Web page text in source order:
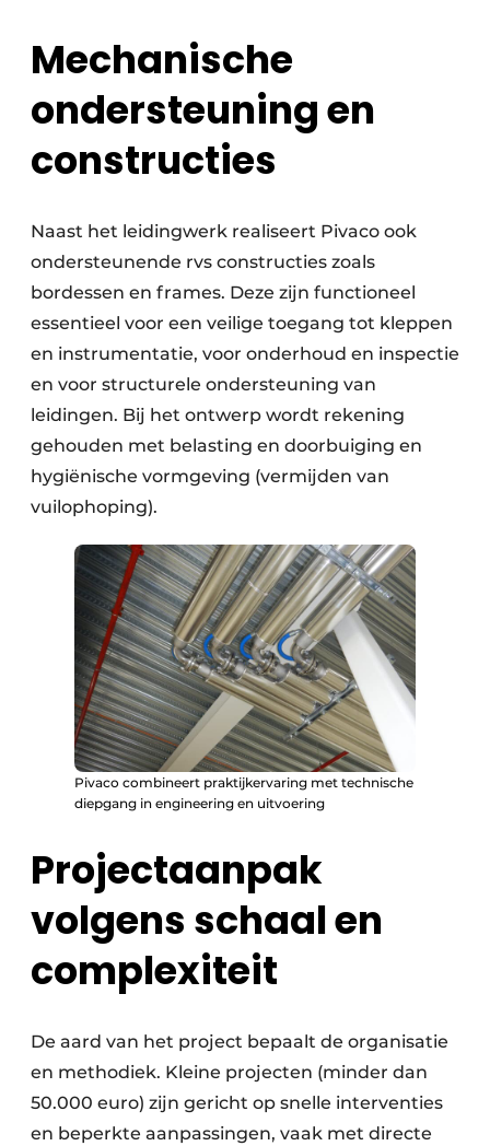
Mechanische
ondersteuning en
constructies
Naast het leidingwerk realiseert Pivaco ook
ondersteunende rvs constructies zoals
bordessen en frames. Deze zijn functioneel
essentieel voor een veilige toegang tot kleppen
en instrumentatie, voor onderhoud en inspectie
en voor structurele ondersteuning van
leidingen. Bij het ontwerp wordt rekening
gehouden met belasting en doorbuiging en
hygiënische vormgeving (vermijden van
vuilophoping).
Pivaco combineert praktijkervaring met technische
diepgang in engineering en uitvoering
Projectaanpak
volgens schaal en
complexiteit
De aard van het project bepaalt de organisatie
en methodiek. Kleine projecten (minder dan
50.000 euro) zijn gericht op snelle interventies
en beperkte aanpassingen, vaak met directe